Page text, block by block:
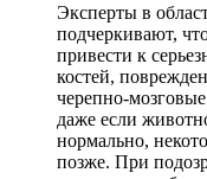
Эксперты в
подчеркивают,
привести к
костей,
черепно-
даже если
нормально,
позже. При